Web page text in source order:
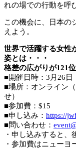
れの場での行動を呼
この機会に、日本の
えよう。
世界で活躍する女性
姿とは・・・
格差の広がりが121
■開催日時：3月26日
■場所：オンライン
せ）
■参加費：$15
■申し込み： https://
■問い合わせ：
・申し込みすると、
・参加費はニューヨ